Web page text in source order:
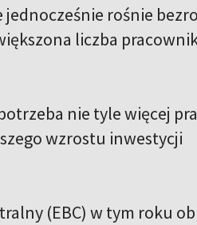
rośnie
liczba
nie tyle więcej
wzrostu inwestycji
(EBC) w tym roku